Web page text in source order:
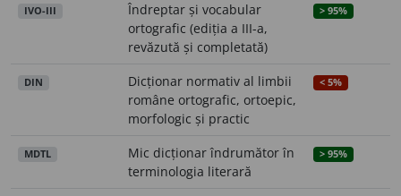
IVO-III
Îndreptar și vocabular
ortografic (ediția a III-a,
revăzută și completată)
> 95%
DIN
Dicționar normativ al limbii
române ortografic, ortoepic,
morfologic și practic
< 5%
MDTL
Mic dicționar îndrumător în
terminologia literară
> 95%